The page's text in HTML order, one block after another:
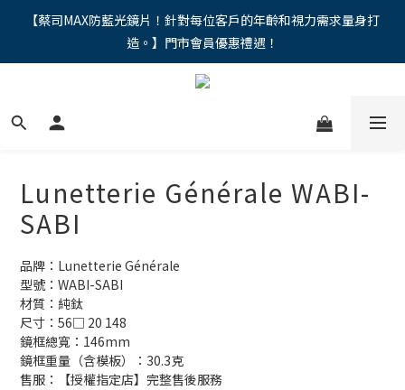
"馬年新章續寫，視界品味進階，限時禮遇 9 折無上限，12期分期
免手續費。。
【蔡司MAX防藍光鏡片！針對每位客戶的年齡和視力需求量身打
造。】門市會員優惠禮遇！
"馬年新章續寫，視界品味進階，限時禮遇 9 折無上限，12期分期
Lunetterie Générale WABI-
SABI
品牌：Lunetterie Générale
型號：WABI-SABI
材質：純鈦
尺寸：56□ 20 148
鏡框總寬：146mm
鏡框重量（含模板）：30.3克
售服：【授權指定店】完整售後服務